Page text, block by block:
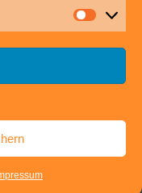
Mantra&WordPress.